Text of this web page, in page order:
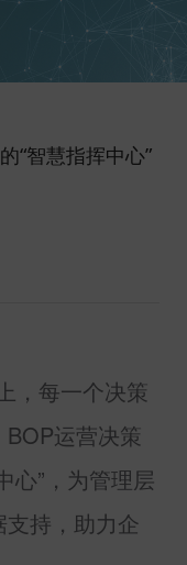
“智慧指挥中心”
，每一个决策
BOP运营决策
心”，为管理层
持，助力企